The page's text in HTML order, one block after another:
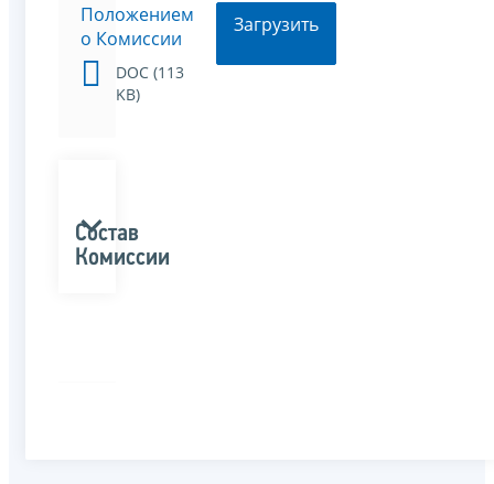
Положением
о Комиссии
DOC (113
KB)
Загрузить
Состав
Комиссии